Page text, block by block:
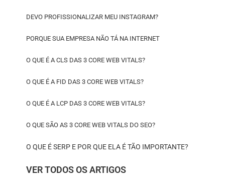
DEVO PROFISSIONALIZAR MEU INSTAGRAM?
PORQUE SUA EMPRESA NÃO TÁ NA INTERNET
O QUE É A CLS DAS 3 CORE WEB VITALS?
O QUE É A FID DAS 3 CORE WEB VITALS?
O QUE É A LCP DAS 3 CORE WEB VITALS?
O QUE SÃO AS 3 CORE WEB VITALS DO SEO?
O QUE É SERP E POR QUE ELA É TÃO IMPORTANTE?
VER TODOS OS ARTIGOS